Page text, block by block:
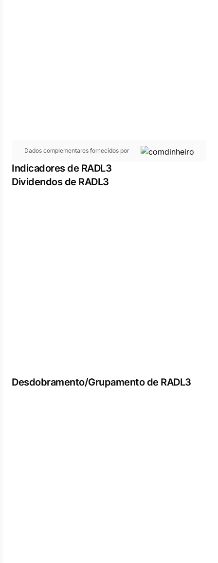
Dados complementares fornecidos por
Indicadores de RADL3
Dividendos de RADL3
Desdobramento/Grupamento de RADL3